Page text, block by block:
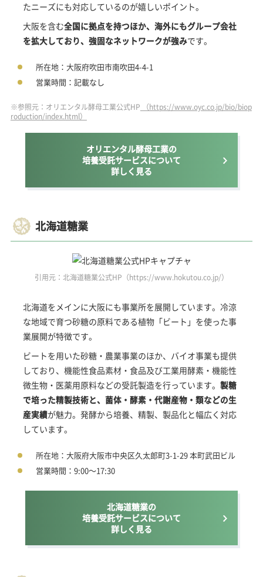
たニーズにも対応しているのが嬉しいポイント。
大阪を含む全国に拠点を持つほか、海外にもグループ会社
を拡大しており、強固なネットワークが強みです。
所在地：大阪府吹田市南吹田4-4-1
営業時間：記載なし
※参照元：オリエンタル酵母工業公式HP （https://www.oyc.co.jp/bio/biop
roduction/index.html）
オリエンタル酵母工業の
培養受託サービスについて
詳しく見る
北海道糖業
引用元：北海道糖業公式HP（https://www.hokutou.co.jp/）
北海道をメインに大阪にも事業所を展開しています。冷涼
な地域で育つ砂糖の原料である植物「ビート」を使った事
業展開が特徴です。
ビートを用いた砂糖・農業事業のほか、バイオ事業も提供
しており、機能性食品素材・食品及び工業用酵素・機能性
微生物・医薬用原料などの受託製造を行っています。 製糖
で培った精製技術と、菌体・酵素・代謝産物・類などの生
産実績が魅力。発酵から培養、精製、製品化と幅広く対応
しています。
所在地：大阪府大阪市中央区久太郎町3-1-29 本町武田ビル
営業時間：9:00～17:30
北海道糖業の
培養受託サービスについて
詳しく見る